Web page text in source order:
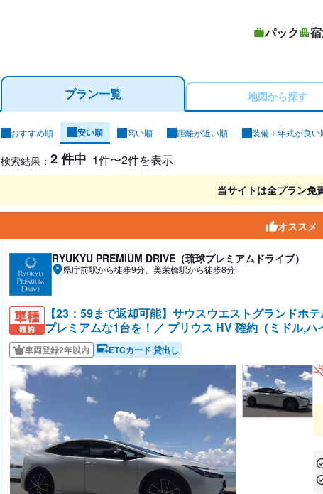
パック
プラン一覧 地図から探す
おすすめ順 安い順 高い順 距離が近い順 装備＋年式が良い
レンタカー検索結果
検索結果： 2 件中 1件〜2件を表示
当サイトは全プラン免
オススメ
RYUKYU PREMIUM DRIVE（琉球プレミアムドライブ）
県庁前駅から徒歩9分、美栄橋駅から徒歩8分
【23：59まで返却可能】サウスウエストグランドホ
プレミアムな1台を！／ プリウス HV 確約（ミドル,ハ
車両登録2年以内 ETCカード 貸出し